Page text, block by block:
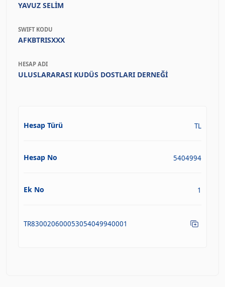
YAVUZ SELİM
SWIFT KODU
AFKBTRISXXX
HESAP ADI
ULUSLARARASI KUDÜS DOSTLARI DERNEĞİ
Hesap Türü TL
Hesap No 5404994
Ek No 1
TR830020600053054049940001